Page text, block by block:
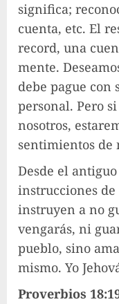
significa;
cuenta, etc. El
record, una
mente.
debe pague
personal. Pero
nosotros,
sentimientos de
Desde el
instrucciones de
instruyen a no
vengarás, ni
pueblo, sino
mismo. Yo
Proverbios